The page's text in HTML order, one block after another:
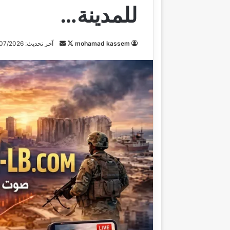
للمدينة…
mohamad kassem
ت
ب
ع
ع
ل
ى
س
ل
ب
ر
ي
ا
إ
ل
ك
ت
ر
و
آخر تحديث: 09/07/2026